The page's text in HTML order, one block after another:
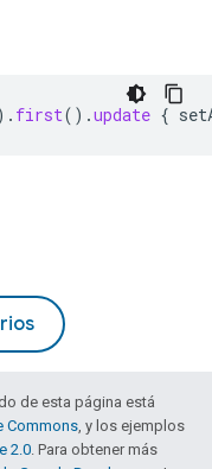
first().update {
de esta página está
Commons, y los ejemplos
2.0. Para obtener más